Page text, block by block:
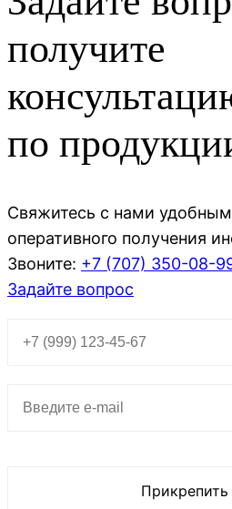
получите
по
Свяжитесь с нами
оперативного получения
Звоните: +7 (707) 350-08-
Задайте вопрос